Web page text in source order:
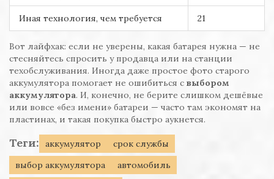
Иная технология, чем требуется 21
Вот лайфхак: если не уверены, какая батарея нужна — не
стесняйтесь спросить у продавца или на станции
техобслуживания. Иногда даже простое фото старого
аккумулятора помогает не ошибиться с выбором
аккумулятора. И, конечно, не берите слишком дешёвые
или вовсе «без имени» батареи — часто там экономят на
пластинах, и такая покупка быстро аукнется.
Теги: аккумулятор
срок службы
выбор аккумулятора
автомобиль